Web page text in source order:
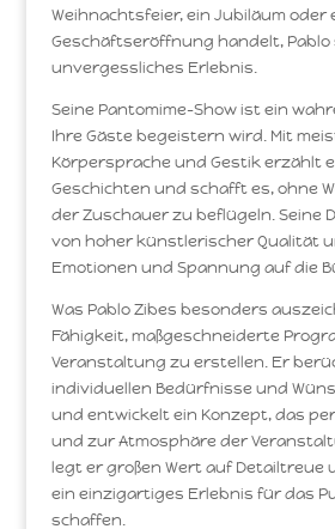
Weihnachtsfeier, ein Jubiläum oder
Geschäftseröffnung handelt,
unvergessliches Erlebnis.
Seine Pantomime-Show ist ein
Ihre Gäste begeistern wird. Mit
Körpersprache und Gestik erzählt
Geschichten und schafft es, ohne
der Zuschauer zu beflügeln. Seine
von hoher künstlerischer Qualität
Emotionen und Spannung auf die
Was Pablo Zibes besonders
Fähigkeit, maßgeschneiderte
Veranstaltung zu erstellen. Er
individuellen Bedürfnisse und
und entwickelt ein Konzept, das
und zur Atmosphäre der
legt er großen Wert auf Detailtreue
ein einzigartiges Erlebnis für das
schaffen.